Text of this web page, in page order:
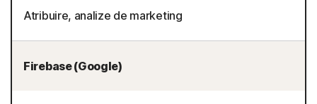
Atribuire, analize de marketing
Firebase (Google)